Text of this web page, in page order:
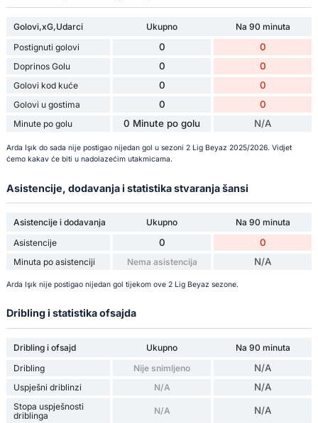
Golovi,xG,Udarci Ukupno
Na 90 minuta
Postignuti golovi
0 0
Doprinos Golu 0 0
Golovi kod kuće 0 0
Golovi u gostima 0 0
Minute po golu 0 Minute po golu N/A
Arda Işık do sada nije postigao nijedan gol u sezoni 2 Lig Beyaz 2025/2026. Vidjet
ćemo kakav će biti u nadolazećim utakmicama.
Asistencije, dodavanja i statistika stvaranja šansi
Asistencije i dodavanja Ukupno
Na 90 minuta
Asistencije
0 0
Minuta po asistenciji Nema asistencija N/A
Arda Işık nije postigao nijedan gol tijekom ove 2 Lig Beyaz sezone.
Dribling i statistika ofsajda
Dribling i ofsajd Ukupno
Na 90 minuta
Dribling
Nije snimljeno N/A
Uspješni driblinzi N/A N/A
Stopa uspješnosti
driblinga
N/A N/A